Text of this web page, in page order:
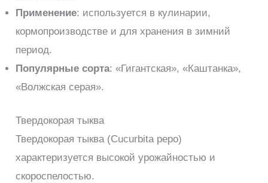
Применение: используется в кулинарии,
кормопроизводстве и для хранения в зимний
период.
Популярные сорта: «Гигантская», «Каштанка»,
«Волжская серая».
Твердокорая тыква
Твердокорая тыква (Cucurbita pepo)
характеризуется высокой урожайностью и
скороспелостью.